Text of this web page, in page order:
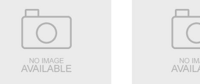
ép khung bằng lực cơ học, giúp hai nửa
đạp gấp giá rẻ vốn thường xuất hiện hiện tượng